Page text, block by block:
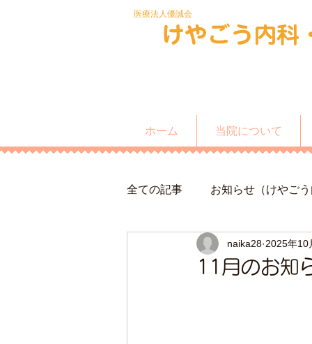
​医療法人優誠会
けやごう内科
ホーム 当院について
全ての記事 お知らせ（けやご
11月のお知
naika28 2025年10